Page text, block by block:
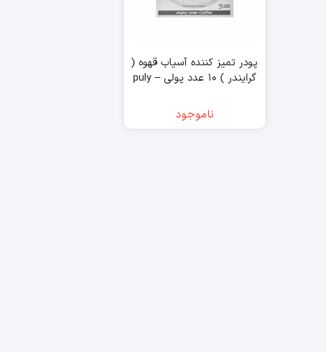
پودر تمیز کننده آسیاب قهوه (
گرایندر ) ۱۰ عدد پولی – puly
ناموجود